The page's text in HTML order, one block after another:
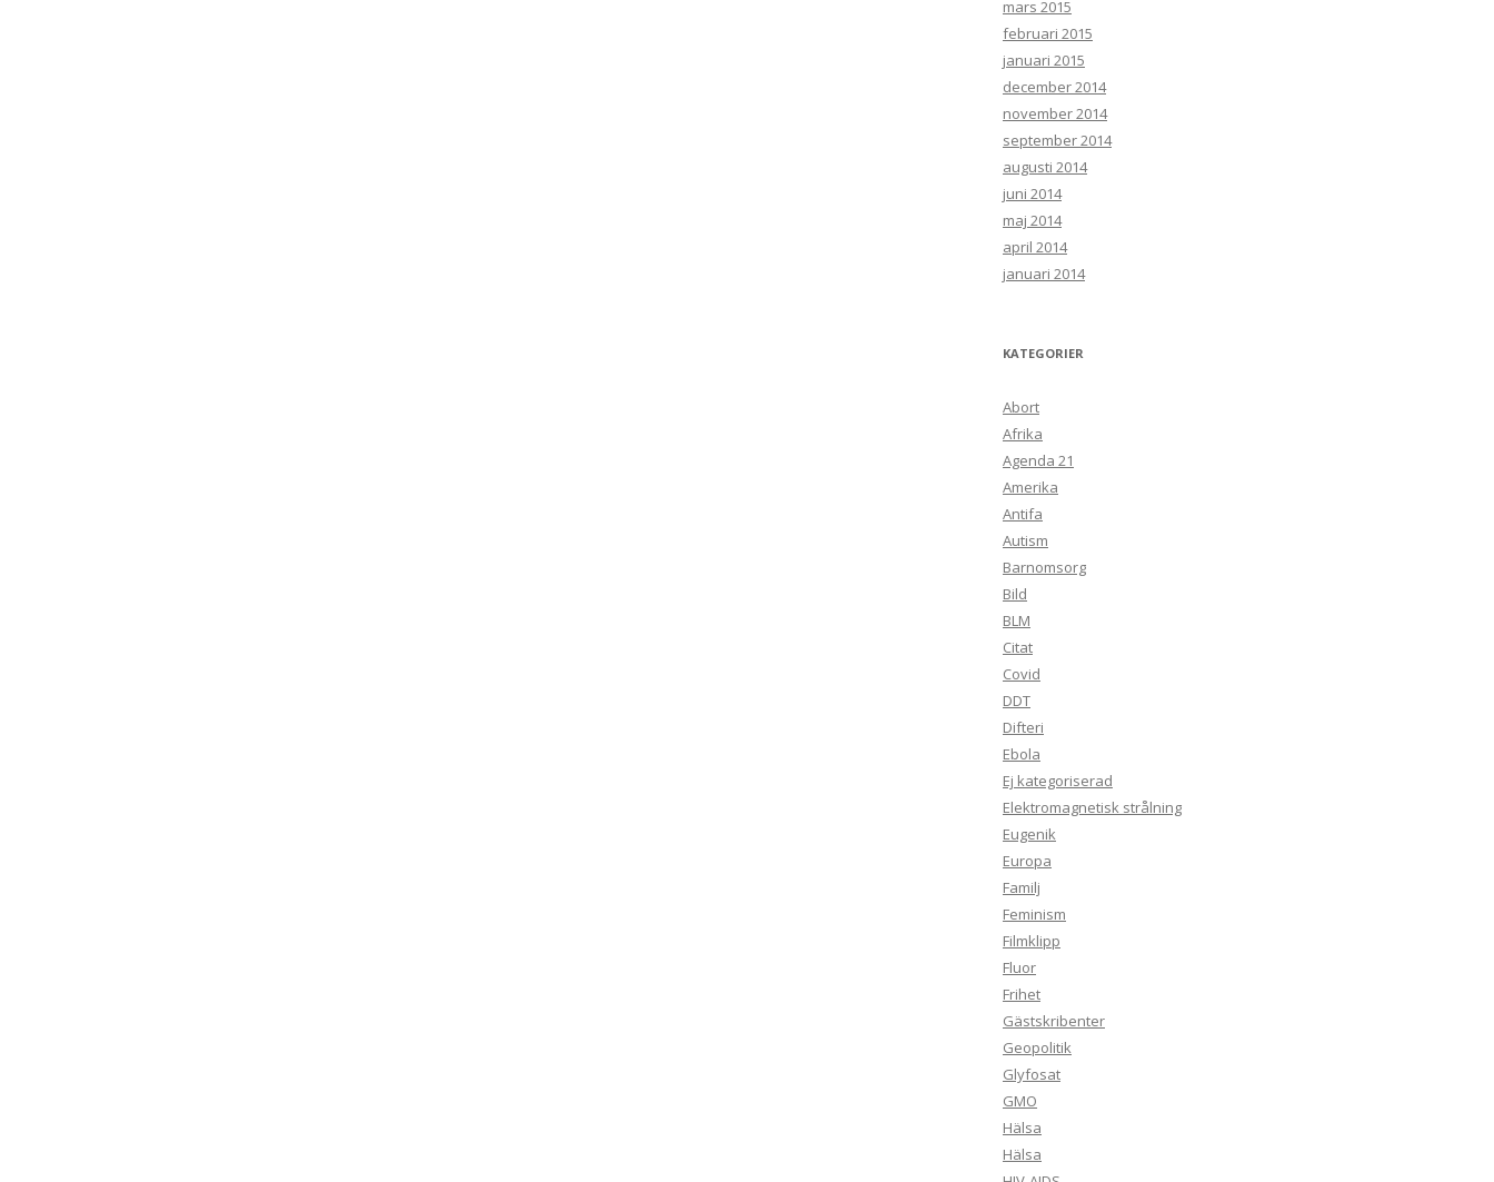
mars 2015
februari 2015
januari 2015
december 2014
november 2014
september 2014
augusti 2014
juni 2014
maj 2014
april 2014
januari 2014
KATEGORIER
Abort
Afrika
Agenda 21
Amerika
Antifa
Autism
Barnomsorg
Bild
BLM
Citat
Covid
DDT
Difteri
Ebola
Ej kategoriserad
Elektromagnetisk strålning
Eugenik
Europa
Familj
Feminism
Filmklipp
Fluor
Frihet
Gästskribenter
Geopolitik
Glyfosat
GMO
Hälsa
Hälsa